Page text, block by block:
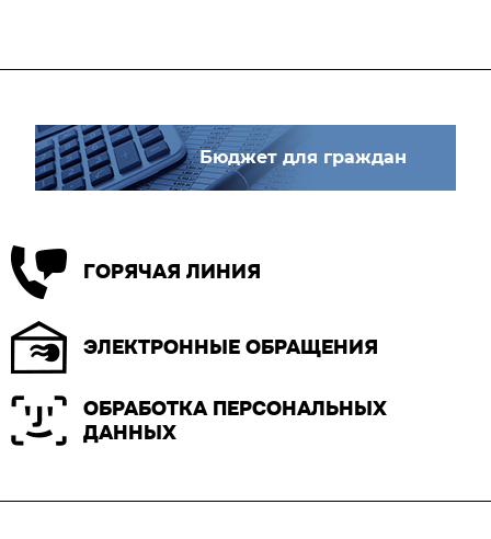
Бюджет для граждан
ГОРЯЧАЯ ЛИНИЯ
ЭЛЕКТРОННЫЕ ОБРАЩЕНИЯ
ОБРАБОТКА ПЕРСОНАЛЬНЫХ
ДАННЫХ